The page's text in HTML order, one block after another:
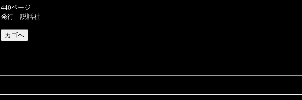
440ページ
発行 説話社